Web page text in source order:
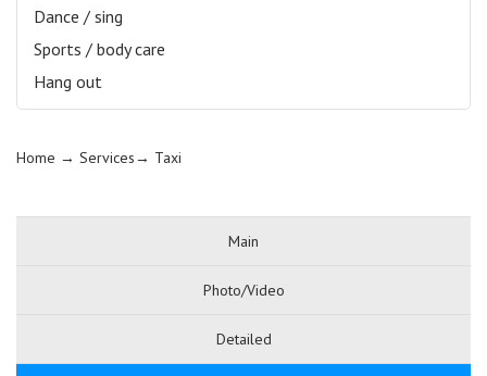
Dance / sing
Sports / body care
Hang out
Home → Services→ Taxi
Main
Photo/Video
Detailed